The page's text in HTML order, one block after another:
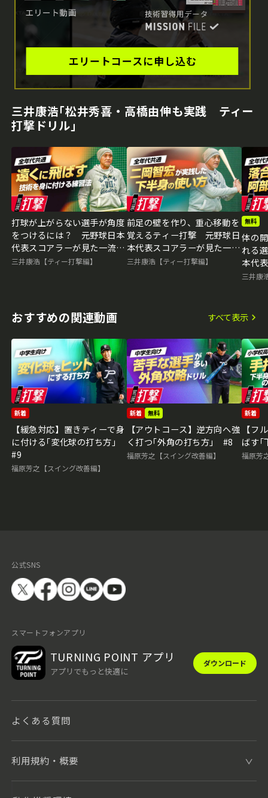
三井康浩｢松井秀喜・高橋由伸も実践 ティー
打撃ドリル｣
打球が上がらない選手が角度
をつけるには？ 元野球日本
代表スコアラーが見た一流の
練習法
三井康浩【ティー打撃編】
前足の壁を作り、重心移動を
覚えるティー打撃 元野球日
本代表スコアラーが見た一流
の練習法
三井康浩【ティー打撃編】
無料
体の
れる
本代
の練
三井康
おすすめの関連動画 すべて表示
新着
【緩急対応】置きティーで身
に付ける｢変化球の打ち方｣
#9
福原芳之【スイング改善編】
新着 無料
【アウトコース】逆方向へ強
く打つ｢外角の打ち方｣ #8
福原芳之【スイング改善編】
新着
【フ
ばす
福原芳
公式SNS
スマートフォンアプリ
TURNING POINT アプリ
アプリでもっと快適に
ダウンロード
よくある質問
利用規約・概要